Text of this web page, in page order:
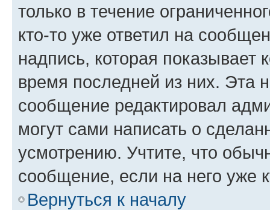
только в течение
кто-то уже ответил на
надпись, которая показывает
время последней из них. Эта
сообщение редактировал
могут сами написать о
усмотрению. Учтите, что
сообщение, если на него уже
Вернуться к началу